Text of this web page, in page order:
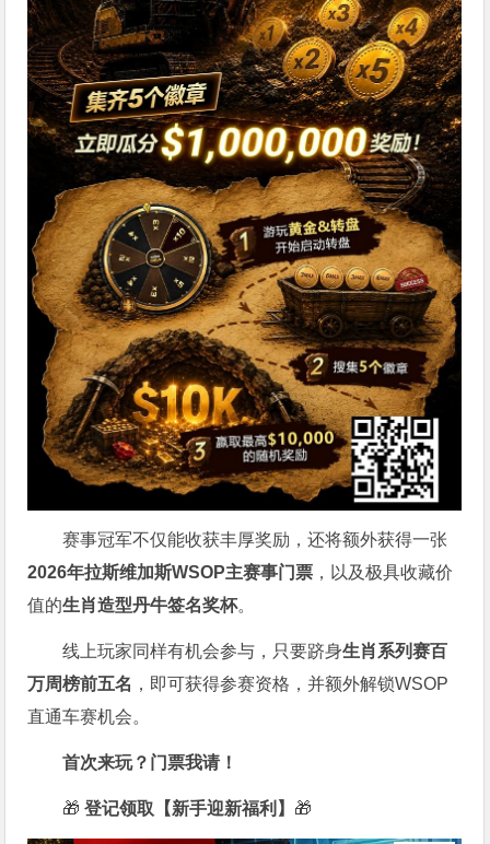
赛事冠军不仅能收获丰厚奖励，还将额外获得一张
2026年拉斯维加斯WSOP主赛事门票 ，以及极具收藏价
值的生肖造型丹牛签名奖杯。
线上玩家同样有机会参与，只要跻身生肖系列赛百
万周榜前五名 ，即可获得参赛资格，并额外解锁WSOP
直通车赛机会。
首次来玩？门票我请！
🎁 登记领取【新手迎新福利】 🎁